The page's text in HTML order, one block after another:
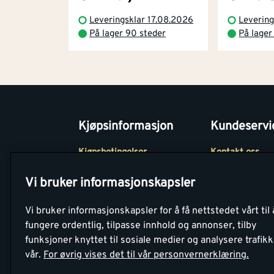
Leveringsklar 17.08.2026
På lager 90 steder
På
Kjøpsinformasjon
Kjøpsbetingelser
Betaling
Retur- og
angrerettsskjema
Kontakt oss
Montér Bedrift
Vi bruker informasjonskapsler
Vi bruker informasjonskapsler for å få nettstedet vårt til
fungere ordentlig, tilpasse innhold og annonser, tilby
funksjoner knyttet til sosiale medier og analysere
vår. For øvrig vises det til vår personvernerklæring.